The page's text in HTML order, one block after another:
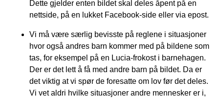
Dette gjelder enten bildet skal deles åpent på en
nettside, på en lukket Facebook-side eller via epost.
Vi må være særlig bevisste på reglene i situasjoner
hvor også andres barn kommer med på bildene som
tas, for eksempel på en Lucia-frokost i barnehagen.
Der er det lett å få med andre barn på bildet. Da er
det viktig at vi spør de foresatte om lov før det deles.
Vi vet aldri hvilke situasjoner andre mennesker er i,